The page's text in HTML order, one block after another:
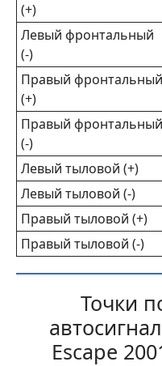
(+)
Левый фронтальный
(-)
Правый фронтальный
(+)
Правый фронтальный
(-)
Левый тыловой (+)
Левый тыловой (-)
Правый тыловой (+)
Правый тыловой (-)
Точки
Escape